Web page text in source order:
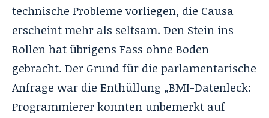
technische Probleme vorliegen, die Causa
erscheint mehr als seltsam. Den Stein ins
Rollen hat übrigens Fass ohne Boden
gebracht. Der Grund für die parlamentarische
Anfrage war die Enthüllung „BMI-Datenleck:
Programmierer konnten unbemerkt auf